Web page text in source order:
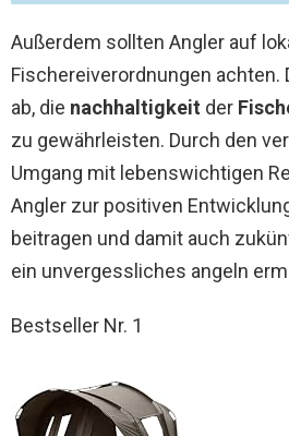
Außerdem sollten Angler auf
Fischereiverordnungen achten.
ab, die nachhaltigkeit der
zu gewährleisten. Durch den
Umgang mit lebenswichtigen
Angler zur positiven
beitragen und damit auch
ein unvergessliches angeln
Bestseller Nr. 1